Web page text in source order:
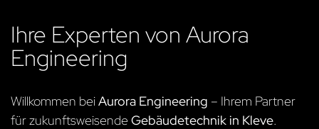
Ihre Experten von Aurora
Engineering
Willkommen beiAurora Engineering – Ihrem Partner
für zukunftsweisendeGebäudetechnik in Kleve.